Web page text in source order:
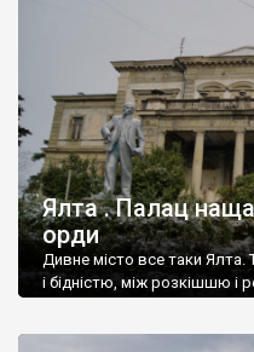
Ялта . Палац
орди
Дивне місто все таки Ялта.
і бідністю, між розкішшю і